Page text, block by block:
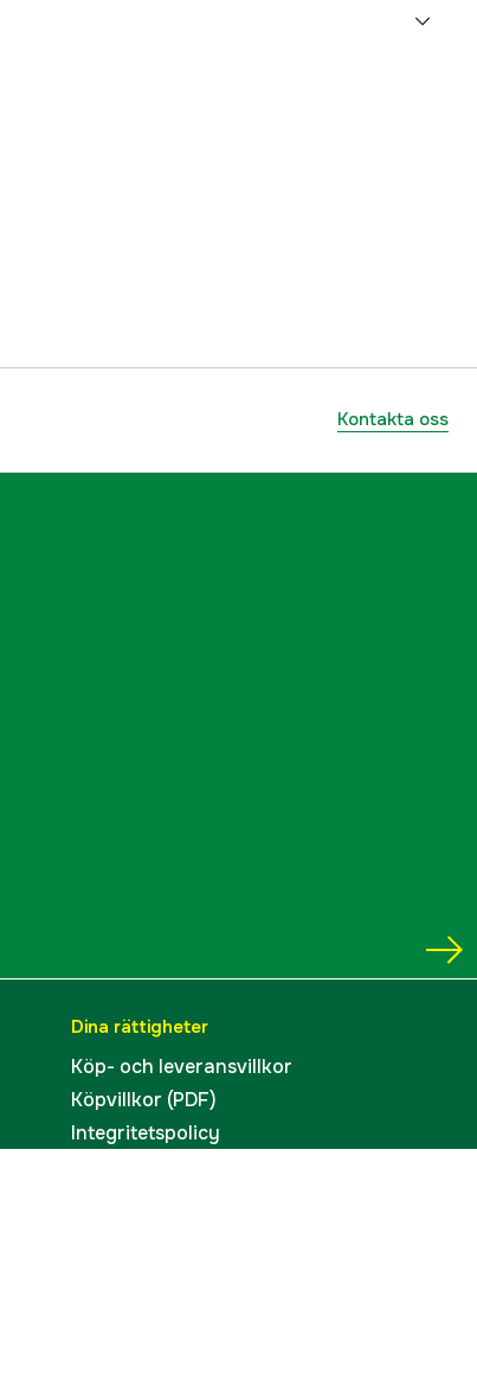
Kontakta oss
Dina rättigheter
Köp- och leveransvillkor
Köpvillkor (PDF)
Integritetspolicy